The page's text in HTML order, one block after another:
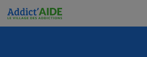
Aller au contenu principal
Panneau de gestion des cookies